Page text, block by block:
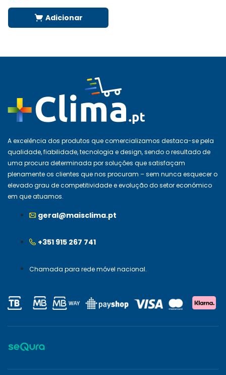
Adicionar
A excelência dos produtos que comercializamos destaca-se pela
qualidade, fiabilidade, tecnologia e design, sendo o resultado de
uma procura determinada por soluções que satisfaçam
plenamente os clientes que nos procuram – sem nunca esquecer o
elevado grau de competitividade e evolução do setor económico
em que atuamos.
geral@maisclima.pt
+351 915 267 741
Chamada para rede móvel nacional.